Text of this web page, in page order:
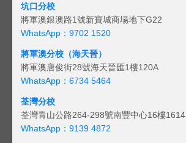
坑口分校
將軍澳銀澳路1號新寶城商場地下G22
WhatsApp：9702 1520
將軍澳分校（海天晉）
將軍澳唐俊街28號海天晉匯1樓120A
WhatsApp：6734 5464
荃灣分校
荃灣青山公路264-298號南豐中心16樓1614
WhatsApp：9139 4872